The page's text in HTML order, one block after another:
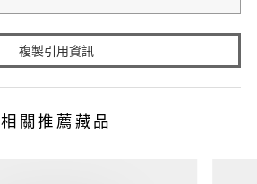
複製引用資訊
相關推薦藏品